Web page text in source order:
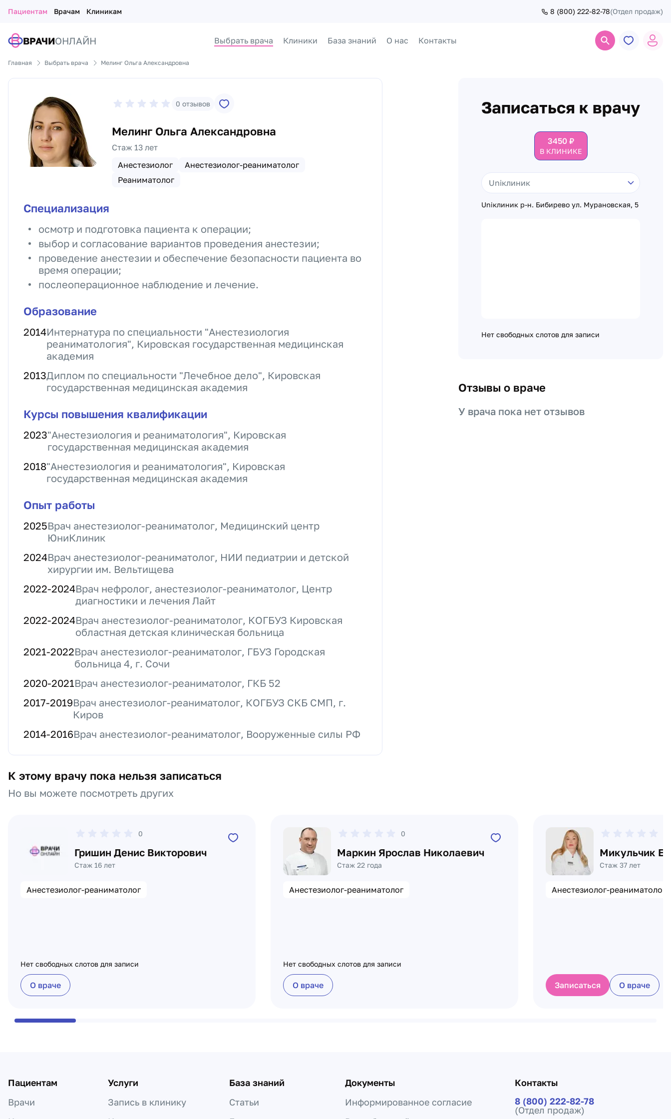
Пациентам Врачам Клиникам 8 (800) 222-82-78(Отдел продаж)
ВРАЧИОНЛАЙН Выбрать врача Клиники База знаний О нас Контакты
Главная Выбрать врача Мелинг Ольга Александровна
0 отзывов
Мелинг Ольга Александровна
Стаж 13 лет
Анестезиолог
Анестезиолог-реаниматолог
Реаниматолог
Специализация
осмотр и подготовка пациента к операции;
выбор и согласование вариантов проведения анестезии;
проведение анестезии и обеспечение безопасности пациента во
время операции;
послеоперационное наблюдение и лечение.
Образование
2014Интернатура по специальности "Анестезиология
реаниматология", Кировская государственная медицинская
академия
2013Диплом по специальности "Лечебное дело", Кировская
государственная медицинская академия
Курсы повышения квалификации
2023"Анестезиология и реаниматология", Кировская
государственная медицинская академия
2018"Анестезиология и реаниматология", Кировская
государственная медицинская академия
Опыт работы
2025Врач анестезиолог-реаниматолог, Медицинский центр
ЮниКлиник
2024Врач анестезиолог-реаниматолог, НИИ педиатрии и детской
хирургии им. Вельтищева
2022-2024Врач нефролог, анестезиолог-реаниматолог, Центр
диагностики и лечения Лайт
2022-2024Врач анестезиолог-реаниматолог, КОГБУЗ Кировская
областная детская клиническая больница
2021-2022Врач анестезиолог-реаниматолог, ГБУЗ Городская
больница 4, г. Сочи
2020-2021Врач анестезиолог-реаниматолог, ГКБ 52
2017-2019Врач анестезиолог-реаниматолог, КОГБУЗ СКБ СМП, г.
Киров
2014-2016Врач анестезиолог-реаниматолог, Вооруженные силы РФ
Записаться к врачу
3450₽
В КЛИНИКЕ
Uniклиник р-н. Бибирево ул. Мурановская, 5
Нет свободных слотов для записи
Отзывы о враче
У врача пока нет отзывов
К этому врачу пока нельзя записаться
Но вы можете посмотреть других
0
Гришин Денис Викторович
Стаж 16 лет
Анестезиолог-реаниматолог
Нет свободных слотов для записи
О враче
0
Маркин Ярослав Николаевич
Стаж 22 года
Анестезиолог-реаниматолог
Нет свободных слотов для записи
О враче
Микульчик
Стаж 37 лет
Анестезиолог-реаниматолог
Записаться О враче
Пациентам
Врачи
Услуги
Запись в клинику
База знаний
Статьи
Документы
Информированное согласие
Контакты
8 (800) 222-82-78
(Отдел продаж)